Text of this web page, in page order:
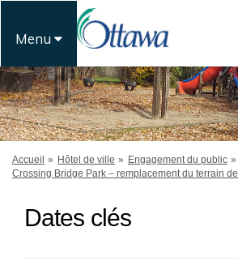
Menu
Vous êtes ici:
Accueil Hôtel de ville Engagement du public
Crossing Bridge Park – remplacement du terrain
Dates clés